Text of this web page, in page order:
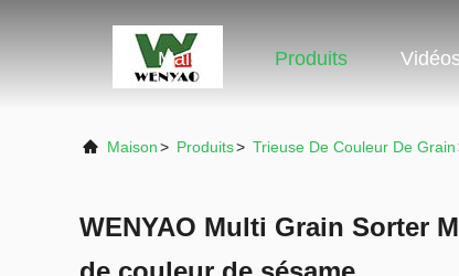
Maison Produits
Maison> Produits> Trieuse De Couleur De Grain
WENYAO Multi Grain Sorter